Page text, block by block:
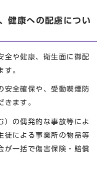
健康への配慮につい
全や健康、衛生面に御配
す。
安全確保や、受動喫煙防
きます。
の偶発的な事故等によ
徒による事業所の物品等
が一括で傷害保険・賠償